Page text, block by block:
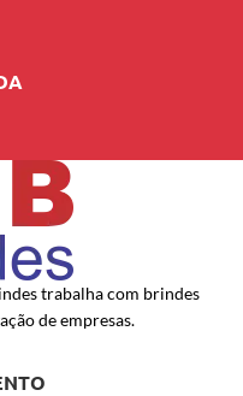
trabalha com brindes
de empresas.